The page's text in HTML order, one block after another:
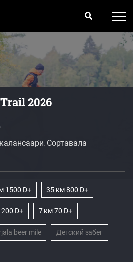
2026
Сортавала
1500 D+ 35 км 800 D+
D+ 7 км 70 D+
beer mile Детский забег